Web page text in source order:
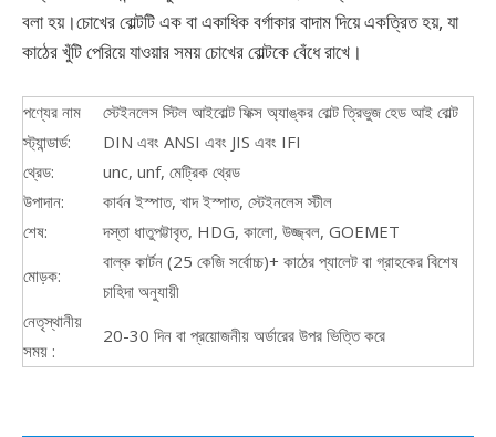
বলা হয়।চোখের বোল্টটি এক বা একাধিক বর্গাকার বাদাম দিয়ে একত্রিত হয়, যা
কাঠের খুঁটি পেরিয়ে যাওয়ার সময় চোখের বোল্টকে বেঁধে রাখে।
পণ্যের নাম
স্টেইনলেস স্টিল আইবোল্ট ফিক্স অ্যাঙ্কর বোল্ট ত্রিভুজ হেড আই বোল্ট
স্ট্যান্ডার্ড:
DIN এবং ANSI এবং JIS এবং IFI
থ্রেড:
unc, unf, মেট্রিক থ্রেড
উপাদান:
কার্বন ইস্পাত, খাদ ইস্পাত, স্টেইনলেস স্টীল
শেষ:
দস্তা ধাতুপট্টাবৃত, HDG, কালো, উজ্জ্বল, GOEMET
মোড়ক:
বাল্ক কার্টন (25 কেজি সর্বোচ্চ)+ কাঠের প্যালেট বা গ্রাহকের বিশেষ
চাহিদা অনুযায়ী
নেতৃস্থানীয়
সময় :
20-30 দিন বা প্রয়োজনীয় অর্ডারের উপর ভিত্তি করে